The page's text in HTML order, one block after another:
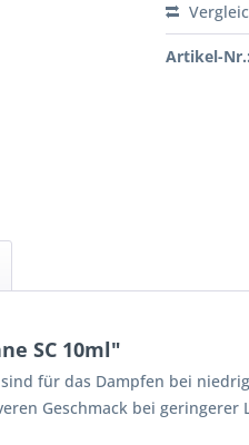
Artikel-Nr.:
SC 10ml"
für das Dampfen bei
Geschmack bei geringerer